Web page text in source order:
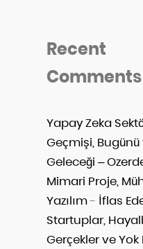
Recent
Comments
Yapay Zeka
Geçmişi, Bugünü
Geleceği –
Mimari Proje,
Yazılım- İflas
Startuplar,
Gerçekler ve Yok